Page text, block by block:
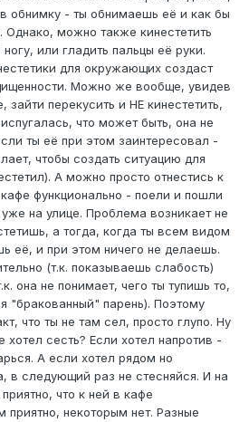
обнимку - ты обнимаешь её и как бы
можно также кинестетить
или гладить пальцы её руки.
для окружающих создаст
Можно же вообще, увидев
зайти перекусить и НЕ кинестетить,
что может быть, она не
ты её при этом заинтересовал -
чтобы создать ситуацию для
А можно просто отнестись к
функционально - поели и пошли
на улице. Проблема возникает не
а тогда, когда ты всем видом
её, и при этом ничего не делаешь.
(т.к. показываешь слабость)
она не понимает, чего ты тупишь то,
"бракованный" парень). Поэтому
что ты не там сел, просто глупо. Ну
сесть? Если хотел напротив -
А если хотел рядом но
в следующий раз не стесняйся. И на
что к ней в кафе
приятно, некоторым нет. Разные